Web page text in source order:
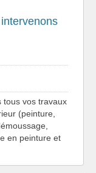
tous vos travaux
(peinture,
en peinture et